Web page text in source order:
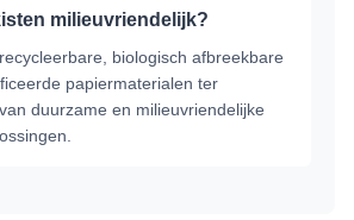
milieuvriendelijk?
biologisch afbreekbare
papiermaterialen ter
duurzame en milieuvriendelijke